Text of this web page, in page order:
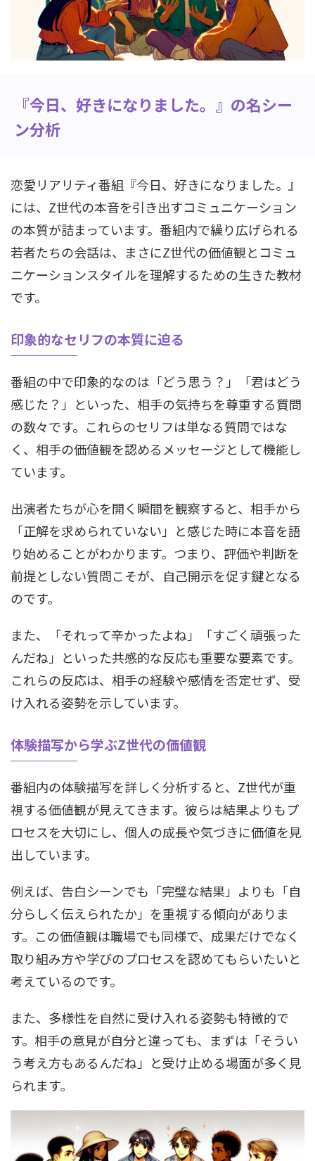
『今日、好きになりました。』の名シー
ン分析
恋愛リアリティ番組『今日、好きになりました。』
には、Z世代の本音を引き出すコミュニケーション
の本質が詰まっています。番組内で繰り広げられる
若者たちの会話は、まさにZ世代の価値観とコミュ
ニケーションスタイルを理解するための生きた教材
です。
印象的なセリフの本質に迫る
番組の中で印象的なのは「どう思う？」「君はどう
感じた？」といった、相手の気持ちを尊重する質問
の数々です。これらのセリフは単なる質問ではな
く、相手の価値観を認めるメッセージとして機能し
ています。
出演者たちが心を開く瞬間を観察すると、相手から
「正解を求められていない」と感じた時に本音を語
り始めることがわかります。つまり、評価や判断を
前提としない質問こそが、自己開示を促す鍵となる
のです。
また、「それって辛かったよね」「すごく頑張った
んだね」といった共感的な反応も重要な要素です。
これらの反応は、相手の経験や感情を否定せず、受
け入れる姿勢を示しています。
体験描写から学ぶZ世代の価値観
番組内の体験描写を詳しく分析すると、Z世代が重
視する価値観が見えてきます。彼らは結果よりもプ
ロセスを大切にし、個人の成長や気づきに価値を見
出しています。
例えば、告白シーンでも「完璧な結果」よりも「自
分らしく伝えられたか」を重視する傾向がありま
す。この価値観は職場でも同様で、成果だけでなく
取り組み方や学びのプロセスを認めてもらいたいと
考えているのです。
また、多様性を自然に受け入れる姿勢も特徴的で
す。相手の意見が自分と違っても、まずは「そうい
う考え方もあるんだね」と受け止める場面が多く見
られます。